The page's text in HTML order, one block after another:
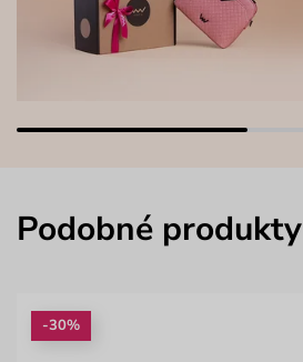
Podobné produkty
-30%